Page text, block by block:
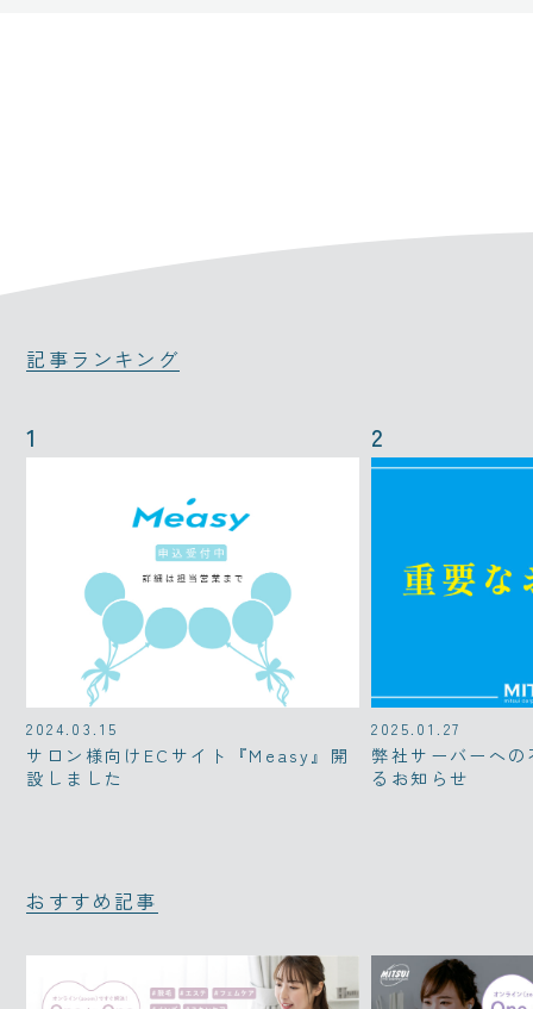
記事ランキング
2024.03.15
サロン様向けECサイト『Measy』開
設しました
2025.01.27
弊社サーバーへ
るお知らせ
おすすめ記事